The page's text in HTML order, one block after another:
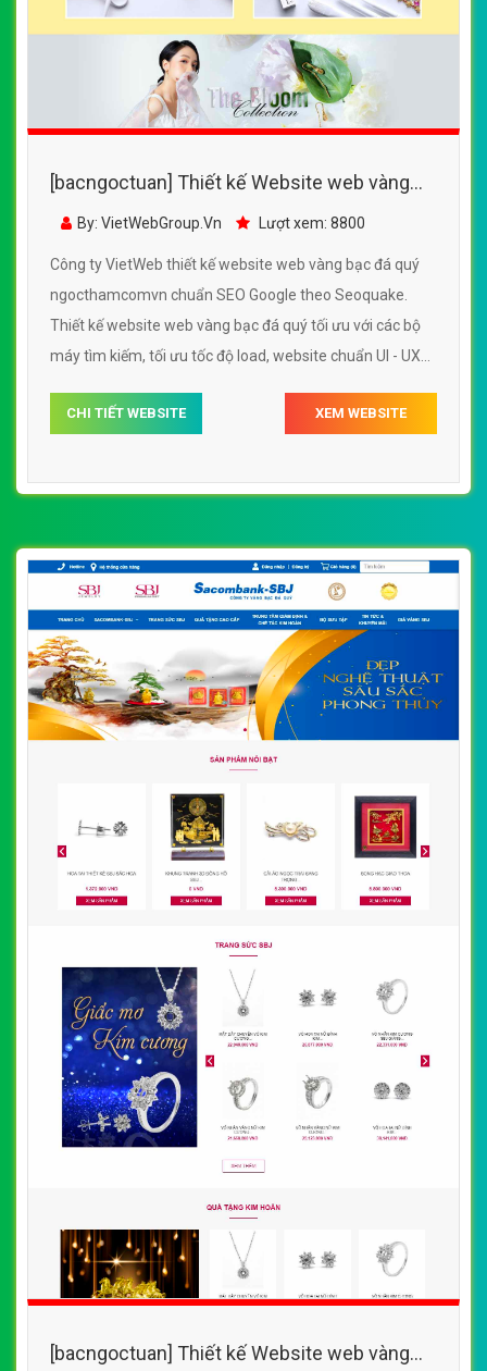
[bacngoctuan] Thiết kế Website web vàng
bạc đá quý - ngocthamcomvn
By: VietWebGroup.Vn Lượt xem: 8800
Công ty VietWeb thiết kế website web vàng bạc đá quý
ngocthamcomvn chuẩn SEO Google theo Seoquake.
Thiết kế website web vàng bạc đá quý tối ưu với các bộ
máy tìm kiếm, tối ưu tốc độ load, website chuẩn UI - UX
bạc đá quý ngocthamcomvn
CHI TIẾT WEBSITE XEM WEBSITE
[bacngoctuan] Thiết kế Website web vàng